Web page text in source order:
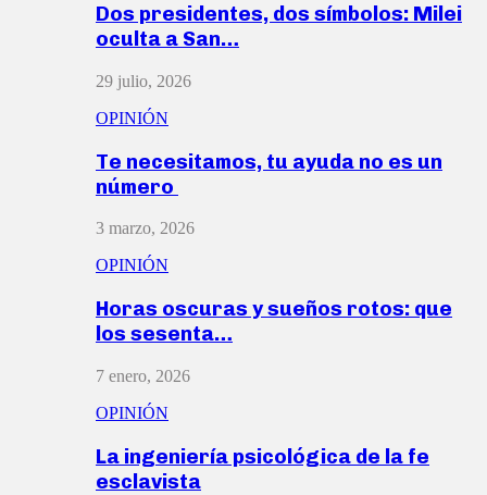
Dos presidentes, dos símbolos: Milei
oculta a San…
29 julio, 2026
OPINIÓN
Te necesitamos, tu ayuda no es un
número
3 marzo, 2026
OPINIÓN
Horas oscuras y sueños rotos: que
los sesenta…
7 enero, 2026
OPINIÓN
La ingeniería psicológica de la fe
esclavista